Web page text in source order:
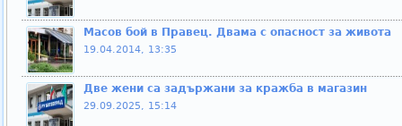
Масов бой в Правец. Двама с опасност за живота
19.04.2014, 13:35
Две жени са задържани за кражба в магазин
29.09.2025, 15:14